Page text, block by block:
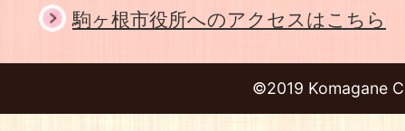
駒ヶ根市役所へのアクセスはこちら
©2019 Komagane